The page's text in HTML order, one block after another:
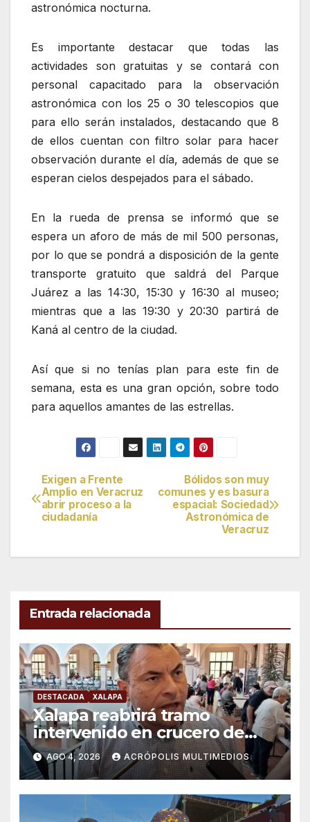
astronómica nocturna.
Es importante destacar que todas las
actividades son gratuitas y se contará con
personal capacitado para la observación
astronómica con los 25 o 30 telescopios que
para ello serán instalados, destacando que 8
de ellos cuentan con filtro solar para hacer
observación durante el día, además de que se
esperan cielos despejados para el sábado.
En la rueda de prensa se informó que se
espera un aforo de más de mil 500 personas,
por lo que se pondrá a disposición de la gente
transporte gratuito que saldrá del Parque
Juárez a las 14:30, 15:30 y 16:30 al museo;
mientras que a las 19:30 y 20:30 partirá de
Kaná al centro de la ciudad.
Así que si no tenías plan para este fin de
semana, esta es una gran opción, sobre todo
para aquellos amantes de las estrellas.
Navegación
de
Bólidos son muy
comunes y es basura
espacial: Sociedad
Astronómica de
Veracruz
Exigen a Frente
Amplio en Veracruz
abrir proceso a la
ciudadanía
Entrada relacionada
DESTACADA XALAPA
Xalapa reabrirá tramo
intervenido en crucero de
Manuel C. Tello esta semana
AGO 4, 2026 ACRÓPOLIS MULTIMEDIOS